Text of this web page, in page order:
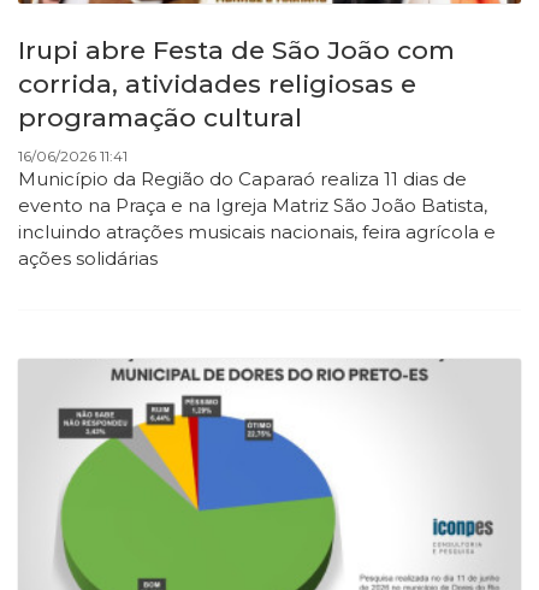
Irupi abre Festa de São João com
corrida, atividades religiosas e
programação cultural
16/06/2026 11:41
Município da Região do Caparaó realiza 11 dias de
evento na Praça e na Igreja Matriz São João Batista,
incluindo atrações musicais nacionais, feira agrícola e
ações solidárias